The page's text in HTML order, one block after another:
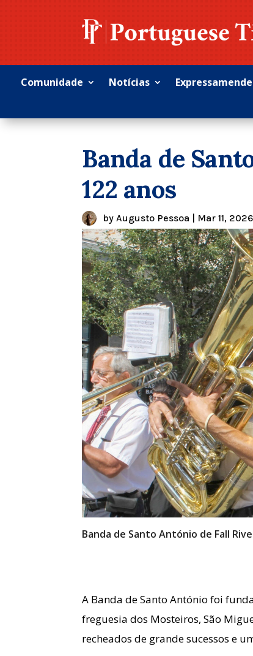
Comunidade Notícias
Banda de
122 anos
byAugusto Pessoa Mar 11, 2026
Banda de Santo António de Fall
A Banda de Santo António foi
freguesia dos Mosteiros, São
recheados de grande sucessos e